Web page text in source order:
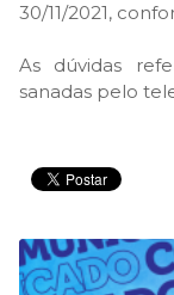
30/11/2021,
As dúvidas
sanadas pelo